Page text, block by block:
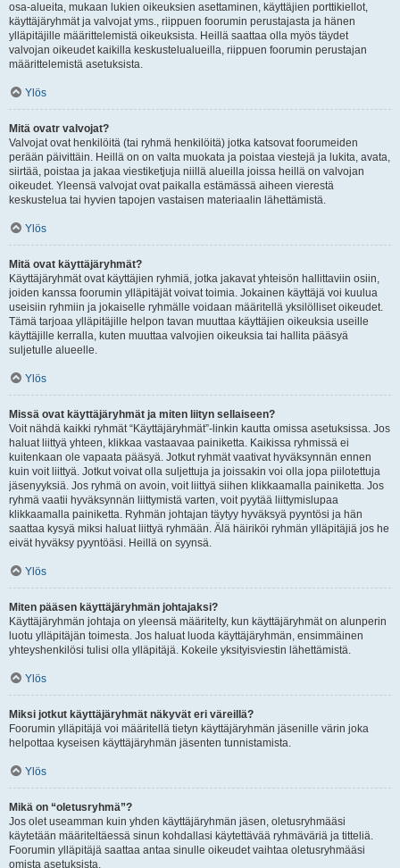
osa-alueita, mukaan lukien oikeuksien asettaminen, käyttäjien porttikiellot,
käyttäjäryhmät ja valvojat yms., riippuen foorumin perustajasta ja hänen
ylläpitäjille määrittelemistä oikeuksista. Heillä saattaa olla myös täydet
valvojan oikeudet kaikilla keskustelualueilla, riippuen foorumin perustajan
määrittelemistä asetuksista.
Ylös
Mitä ovatr valvojat?
Valvojat ovat henkilöitä (tai ryhmä henkilöitä) jotka katsovat foorumeiden
perään päivittäin. Heillä on on valta muokata ja poistaa viestejä ja lukita, avata,
siirtää, poistaa ja jakaa viestiketjuja niillä alueilla joissa heillä on valvojan
oikeudet. Yleensä valvojat ovat paikalla estämässä aiheen vierestä
keskustelua tai hyvien tapojen vastaisen materiaalin lähettämistä.
Ylös
Mitä ovat käyttäjäryhmät?
Käyttäjäryhmät ovat käyttäjien ryhmiä, jotka jakavat yhteisön hallittaviin osiin,
joiden kanssa foorumin ylläpitäjät voivat toimia. Jokainen käyttäjä voi kuulua
useisiin ryhmiin ja jokaiselle ryhmälle voidaan määritellä yksilölliset oikeudet.
Tämä tarjoaa ylläpitäjille helpon tavan muuttaa käyttäjien oikeuksia useille
käyttäjille kerralla, kuten muuttaa valvojien oikeuksia tai hallita pääsyä
suljetulle alueelle.
Ylös
Missä ovat käyttäjäryhmät ja miten liityn sellaiseen?
Voit nähdä kaikki ryhmät “Käyttäjäryhmät”-linkin kautta omissa asetuksissa. Jos
haluat liittyä yhteen, klikkaa vastaavaa painiketta. Kaikissa ryhmissä ei
kuitenkaan ole vapaata pääsyä. Jotkut ryhmät vaativat hyväksynnän ennen
kuin voit liittyä. Jotkut voivat olla suljettuja ja joissakin voi olla jopa piilotettuja
jäsenyyksiä. Jos ryhmä on avoin, voit liittyä siihen klikkaamalla painiketta. Jos
ryhmä vaatii hyväksynnän liittymistä varten, voit pyytää liittymislupaa
klikkaamalla painiketta. Ryhmän johtajan täytyy hyväksyä pyyntösi ja hän
saattaa kysyä miksi haluat liittyä ryhmään. Älä häiriköi ryhmän ylläpitäjiä jos he
eivät hyväksy pyyntöäsi. Heillä on syynsä.
Ylös
Miten pääsen käyttäjäryhmän johtajaksi?
Käyttäjäryhmän johtaja on yleensä määritelty, kun käyttäjäryhmät on alunperin
luotu ylläpitäjän toimesta. Jos haluat luoda käyttäjäryhmän, ensimmäinen
yhteyshenkilösi tulisi olla ylläpitäjä. Kokeile yksityisviestin lähettämistä.
Ylös
Miksi jotkut käyttäjäryhmät näkyvät eri väreillä?
Foorumin ylläpitäjä voi määritellä tietyn käyttäjäryhmän jäsenille värin joka
helpottaa kyseisen käyttäjäryhmän jäsenten tunnistamista.
Ylös
Mikä on “oletusryhmä”?
Jos olet useamman kuin yhden käyttäjäryhmän jäsen, oletusryhmääsi
käytetään määriteltäessä sinun kohdallasi käytettävää ryhmäväriä ja titteliä.
Foorumin ylläpitäjä saattaa antaa sinulle oikeudet vaihtaa oletusryhmääsi
omista asetuksista.